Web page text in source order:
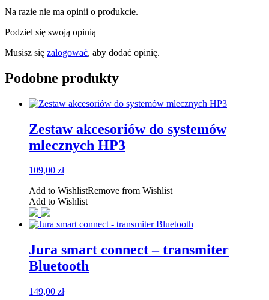
Na razie nie ma opinii o produkcie.
Podziel się swoją opinią
Musisz się zalogować, aby dodać opinię.
Podobne produkty
Zestaw akcesoriów do systemów
mlecznych HP3
109,00 zł
Add to WishlistRemove from Wishlist
Add to Wishlist
Jura smart connect – transmiter
Bluetooth
149,00 zł